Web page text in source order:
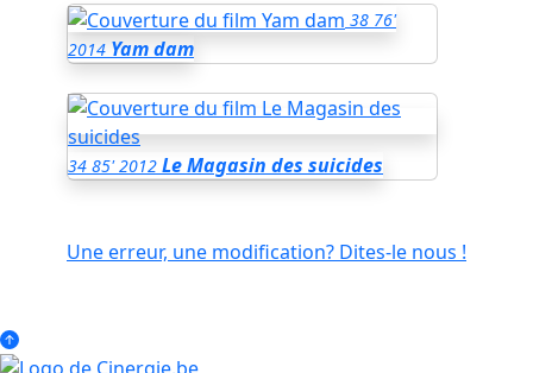
38 76'
2014 Yam dam
34 85' 2012 Le Magasin des suicides
Une erreur, une modification? Dites-le nous !